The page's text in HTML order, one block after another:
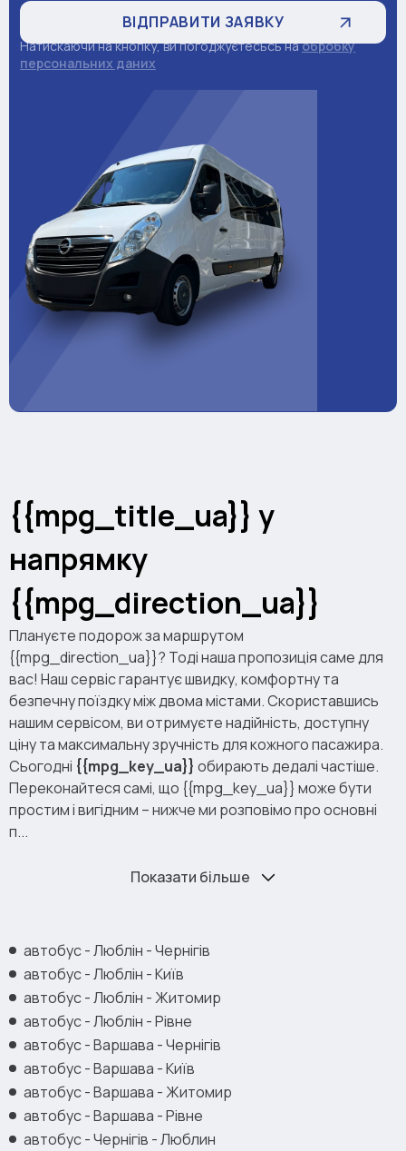
Натискаючи на кнопку, ви погоджуєтесьсь наобробку
персональних даних
{{mpg_title_ua}} у
напрямку
{{mpg_direction_ua}}
Плануєте подорож за маршрутом
{{mpg_direction_ua}}? Тоді наша пропозиція саме для
вас! Наш сервіс гарантує швидку, комфортну та
безпечну поїздку між двома містами. Скориставшись
нашим сервісом, ви отримуєте надійність, доступну
ціну та максимальну зручність для кожного пасажира.
Сьогодні {{mpg_key_ua}} обирають дедалі частіше.
Переконайтеся самі, що {{mpg_key_ua}} може бути
простим і вигідним – нижче ми розповімо про основні
п...
Показати більше
автобус - Люблін - Чернігів
автобус - Люблін - Київ
автобус - Люблін - Житомир
автобус - Люблін - Рівне
автобус - Варшава - Чернігів
автобус - Варшава - Київ
автобус - Варшава - Житомир
автобус - Варшава - Рівне
автобус - Чернігів - Люблин